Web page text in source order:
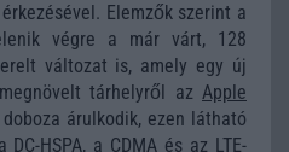
Elemzők szerint a
végre a már várt, 128
változat is, amely egy új
tárhelyről az Apple
árulkodik, ezen látható
HSPA, a CDMA és az LTE-